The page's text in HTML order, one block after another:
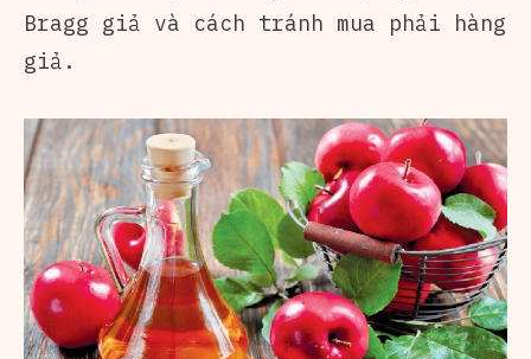
Bragg giả và cách tránh mua phải hàng
giả.